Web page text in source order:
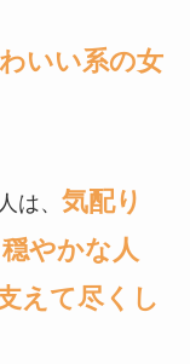
いい系の女
は、 気配り
やかな人
えて尽くし